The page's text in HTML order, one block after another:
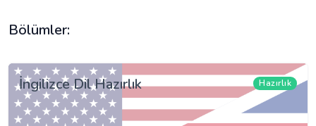
Bölümler:
İngilizce Dil Hazırlık Hazırlık